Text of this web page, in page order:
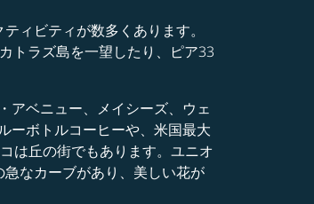
ィビティが数多くあります。
トラズ島を一望したり、ピア33
アベニュー、メイシーズ、ウェ
ーボトルコーヒーや、米国最大
は丘の街でもあります。ユニオ
なカーブがあり、美しい花が